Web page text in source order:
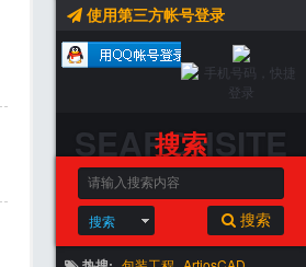
使用第三方帐号登录
SEARCHSITE
搜索
搜索 搜索